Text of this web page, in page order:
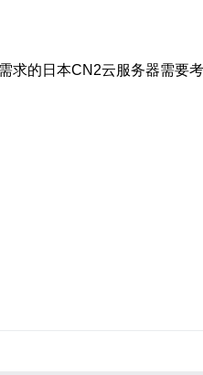
求的日本CN2云服务器需要